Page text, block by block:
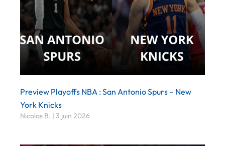
Preview Playoffs NBA : San Antonio Spurs – New
York Knicks
Nicolas B. 3 juin 2026